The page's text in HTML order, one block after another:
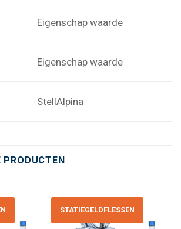
Eigenschap waarde
Eigenschap waarde
StellAlpina
PRODUCTEN
STATIEGELDFLESSEN